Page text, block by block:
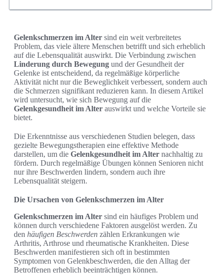
Gelenkschmerzen im Alter sind ein weit verbreitetes
Problem, das viele ältere Menschen betrifft und sich erheblich
auf die Lebensqualität auswirkt. Die Verbindung zwischen
Linderung durch Bewegung und der Gesundheit der
Gelenke ist entscheidend, da regelmäßige körperliche
Aktivität nicht nur die Beweglichkeit verbessert, sondern auch
die Schmerzen signifikant reduzieren kann. In diesem Artikel
wird untersucht, wie sich Bewegung auf die
Gelenkgesundheit im Alter auswirkt und welche Vorteile sie
bietet.
Die Erkenntnisse aus verschiedenen Studien belegen, dass
gezielte Bewegungstherapien eine effektive Methode
darstellen, um die Gelenkgesundheit im Alter nachhaltig zu
fördern. Durch regelmäßige Übungen können Senioren nicht
nur ihre Beschwerden lindern, sondern auch ihre
Lebensqualität steigern.
Die Ursachen von Gelenkschmerzen im Alter
Gelenkschmerzen im Alter sind ein häufiges Problem und
können durch verschiedene Faktoren ausgelöst werden. Zu
den häufigen Beschwerden zählen Erkrankungen wie
Arthritis, Arthrose und rheumatische Krankheiten. Diese
Beschwerden manifestieren sich oft in bestimmten
Symptomen von Gelenkbeschwerden, die den Alltag der
Betroffenen erheblich beeinträchtigen können.